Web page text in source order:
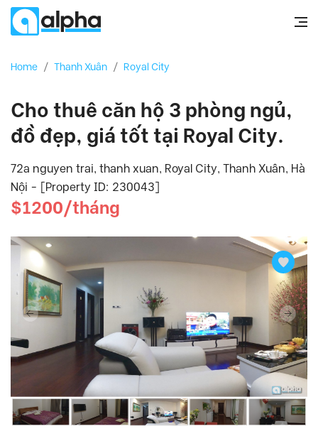
Home / Thanh Xuân / Royal City
Cho thuê căn hộ 3 phòng ngủ,
đồ đẹp, giá tốt tại Royal City.
72a nguyen trai, thanh xuan, Royal City, Thanh Xuân, Hà
Nội - [Property ID: 230043]
$1200/tháng